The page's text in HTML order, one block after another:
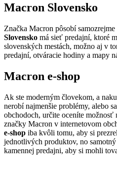
Macron Slovensko
Značka Macron pôsobí
Slovensko má sieť predajní, ktoré
slovenských mestách, možno aj v
predajní, otváracie hodiny a mapy
Macron e-shop
Ak ste moderným človekom, a
nerobí najmenšie problémy, alebo
obchodoch, určite oceníte
značky Macron v internetovom
e-shop iba kvôli tomu, aby si
jednotlivých produktov, no
kamennej predajni, aby si mohli